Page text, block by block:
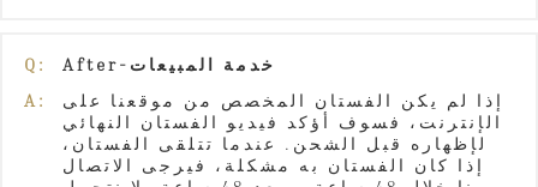
Q:
A:
إذا لم يكن الفستان المخصص من موقعنا على
الإنترنت، فسوف أؤكد فيديو الفستان النهائي
لإظهاره قبل الشحن. عندما تتلقى الفستان،
إذا كان الفستان به مشكلة، فيرجى الاتصال